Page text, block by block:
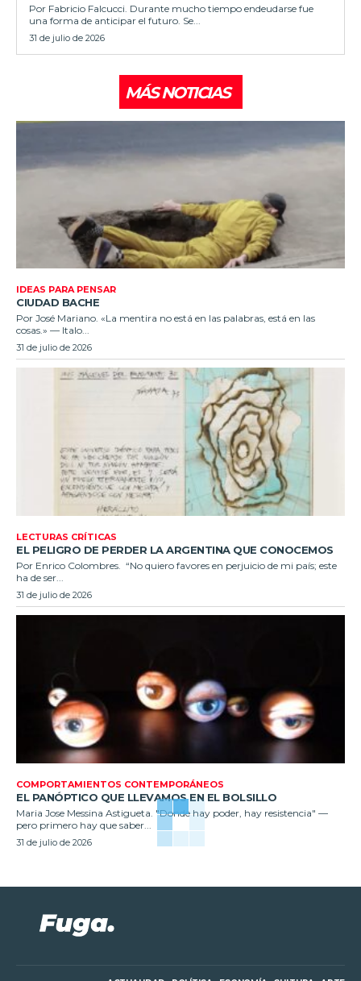
Por Fabricio Falcucci. Durante mucho tiempo endeudarse fue
una forma de anticipar el futuro. Se...
31 de julio de 2026
MÁS NOTICIAS
IDEAS PARA PENSAR
CIUDAD BACHE
Por José Mariano. «La mentira no está en las palabras, está en las
cosas.» — Italo...
31 de julio de 2026
LECTURAS CRÍTICAS
EL PELIGRO DE PERDER LA ARGENTINA QUE CONOCEMOS
Por Enrico Colombres. “No quiero favores en perjuicio de mi país; este
ha de ser...
31 de julio de 2026
COMPORTAMIENTOS CONTEMPORÁNEOS
EL PANÓPTICO QUE LLEVAMOS EN EL BOLSILLO
Maria Jose Messina Astigueta. "Donde hay poder, hay resistencia" —
pero primero hay que saber...
31 de julio de 2026